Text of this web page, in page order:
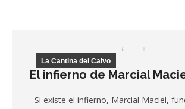
La Cantina del Calvo
El infierno de Marcial
Si existe el infierno, Marcial Maciel,